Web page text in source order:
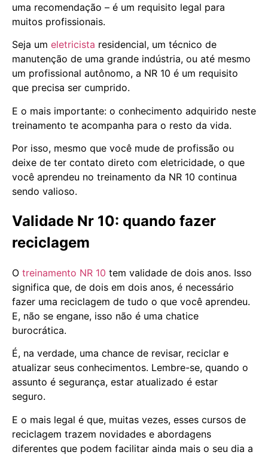
uma recomendação – é um requisito legal para
muitos profissionais.
Seja um eletricista residencial, um técnico de
manutenção de uma grande indústria, ou até mesmo
um profissional autônomo, a NR 10 é um requisito
que precisa ser cumprido.
E o mais importante: o conhecimento adquirido neste
treinamento te acompanha para o resto da vida.
Por isso, mesmo que você mude de profissão ou
deixe de ter contato direto com eletricidade, o que
você aprendeu no treinamento da NR 10 continua
sendo valioso.
Validade Nr 10: quando fazer
reciclagem
O treinamento NR 10 tem validade de dois anos. Isso
significa que, de dois em dois anos, é necessário
fazer uma reciclagem de tudo o que você aprendeu.
E, não se engane, isso não é uma chatice
burocrática.
É, na verdade, uma chance de revisar, reciclar e
atualizar seus conhecimentos. Lembre-se, quando o
assunto é segurança, estar atualizado é estar
seguro.
E o mais legal é que, muitas vezes, esses cursos de
reciclagem trazem novidades e abordagens
diferentes que podem facilitar ainda mais o seu dia a